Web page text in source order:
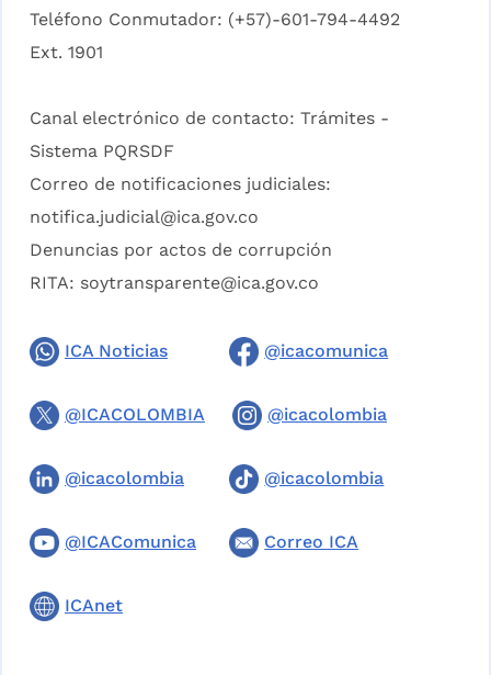
Teléfono Conmutador: (+57)-601-794-4492
Ext. 1901
Canal electrónico de contacto: Trámites -
Sistema PQRSDF
Correo de notificaciones judiciales:
notifica.judicial@ica.gov.co
Denuncias por actos de corrupción
RITA: soytransparente@ica.gov.co
ICA Noticias @icacomunica
@ICACOLOMBIA @icacolombia
@icacolombia @icacolombia
@ICAComunica Correo ICA
ICAnet